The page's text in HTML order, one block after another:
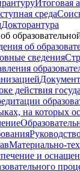
Итоговая
среда
Докторантура
об
сведения
действия
на которых
Материально-
и